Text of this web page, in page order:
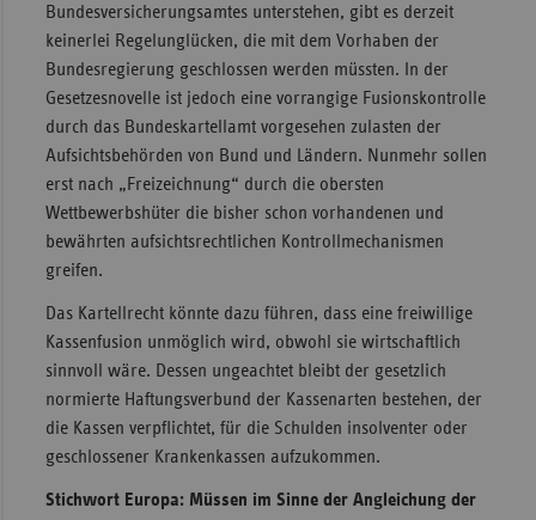
Bundesversicherungsamtes unterstehen, gibt es derzeit
keinerlei Regelunglücken, die mit dem Vorhaben der
Bundesregierung geschlossen werden müssten. In der
Gesetzesnovelle ist jedoch eine vorrangige Fusionskontrolle
durch das Bundeskartellamt vorgesehen zulasten der
Aufsichtsbehörden von Bund und Ländern. Nunmehr sollen
erst nach „Freizeichnung“ durch die obersten
Wettbewerbshüter die bisher schon vorhandenen und
bewährten aufsichtsrechtlichen Kontrollmechanismen
greifen.
Das Kartellrecht könnte dazu führen, dass eine freiwillige
Kassenfusion unmöglich wird, obwohl sie wirtschaftlich
sinnvoll wäre. Dessen ungeachtet bleibt der gesetzlich
normierte Haftungsverbund der Kassenarten bestehen, der
die Kassen verpflichtet, für die Schulden insolventer oder
geschlossener Krankenkassen aufzukommen.
Stichwort Europa: Müssen im Sinne der Angleichung der